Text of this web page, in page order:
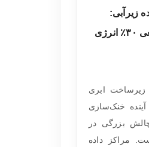
زیرآبی:
چگونه چین با خنک‌سازی طبیعی ۳۰٪ انرژی
زیرساخت ابری
خنک‌سازی
بزرگی در
مراکز داده